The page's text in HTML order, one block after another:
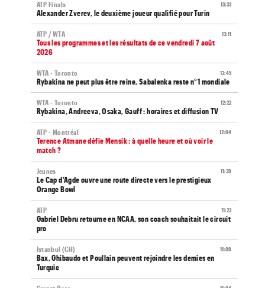
13:33
ATP Finals
Alexander Zverev, le deuxième joueur qualifié pour Turin
13:11
ATP / WTA
Tous les programmes et les résultats de ce vendredi 7 août
2026
12:45
WTA - Toronto
Rybakina ne peut plus être reine, Sabalenka reste n°1 mondiale
12:22
WTA - Toronto
Rybakina, Andreeva, Osaka, Gauff : horaires et diffusion TV
12:04
ATP - Montréal
Terence Atmane défie Mensik : à quelle heure et où voir le
match ?
11:39
Jeunes
Le Cap d'Agde ouvre une route directe vers le prestigieux
Orange Bowl
11:23
ATP
Gabriel Debru retourne en NCAA, son coach souhaitait le circuit
pro
11:09
Istanbul (CH)
Bax, Ghibaudo et Poullain peuvent rejoindre les demies en
Turquie